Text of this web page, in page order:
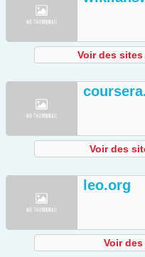
Voir des
Voir des
leo.org
Voir